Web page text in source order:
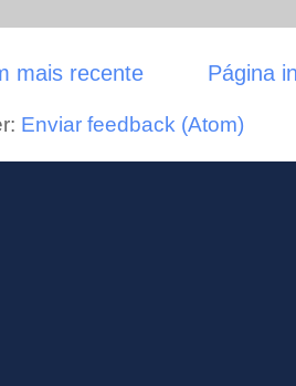
mais recente Página
Enviar feedback (Atom)